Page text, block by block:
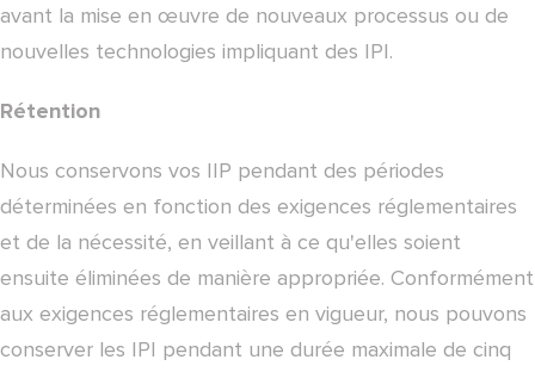
avant la mise en œuvre de nouveaux processus ou de
nouvelles technologies impliquant des IPI.
Rétention
Nous conservons vos IIP pendant des périodes
déterminées en fonction des exigences réglementaires
et de la nécessité, en veillant à ce qu'elles soient
ensuite éliminées de manière appropriée. Conformément
aux exigences réglementaires en vigueur, nous pouvons
conserver les IPI pendant une durée maximale de cinq